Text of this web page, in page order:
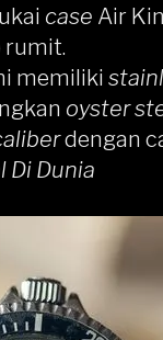
case Air
rumit.
memiliki
oyster
dengan
Di Dunia